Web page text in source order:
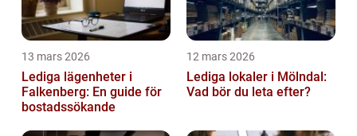
13 mars 2026
Lediga lägenheter i
Falkenberg: En guide för
bostadssökande
12 mars 2026
Lediga lokaler i Mölndal:
Vad bör du leta efter?